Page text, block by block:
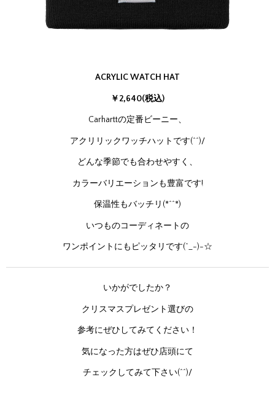
ACRYLIC WATCH HAT
￥2,640(税込)
Carharttの定番ビーニー、
アクリリックワッチハットです(^^)/
どんな季節でも合わせやすく、
カラーバリエーションも豊富です!
保温性もバッチリ(*^^*)
いつものコーディネートの
ワンポイントにもピッタリです(^_-)-☆
いかがでしたか？
クリスマスプレゼント選びの
参考にぜひしてみてください！
気になった方はぜひ店頭にて
チェックしてみて下さい(^^)/